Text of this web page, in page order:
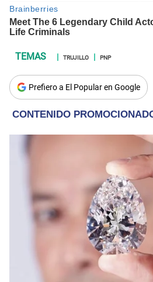
TRUJILLO PNP
Prefiero a El Popular en Google